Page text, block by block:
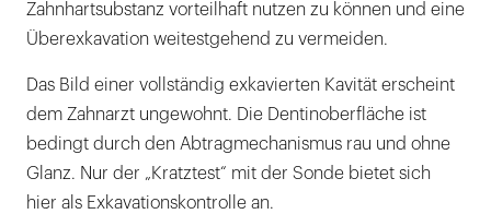
Zahnhartsubstanz vorteilhaft nutzen zu können und eine
Überexkavation weitestgehend zu vermeiden.
Das Bild einer vollständig exkavierten Kavität erscheint
dem Zahnarzt ungewohnt. Die Dentinoberfläche ist
bedingt durch den Abtragmechanismus rau und ohne
Glanz. Nur der „Kratztest“ mit der Sonde bietet sich
hier als Exkavationskontrolle an.